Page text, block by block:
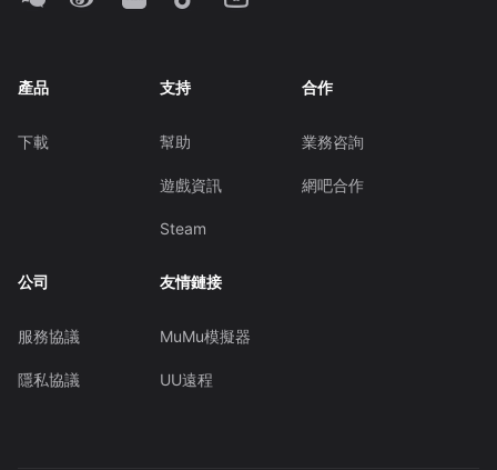
產品
下載
支持
幫助
遊戲資訊
Steam
合作
業務咨詢
網吧合作
公司
服務協議
隱私協議
友情鏈接
MuMu模擬器
UU遠程